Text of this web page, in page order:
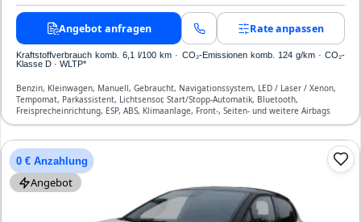
Angebot anfragen Rate anpassen
Kraftstoffverbrauch komb. 6,1 l/100 km · CO₂-Emissionen komb. 124 g/km · CO₂-
Klasse D · WLTP*
Benzin, Kleinwagen, Manuell, Gebraucht, Navigationssystem, LED / Laser / Xenon,
Tempomat, Parkassistent, Lichtsensor, Start/Stopp-Automatik, Bluetooth,
Freisprecheinrichtung, ESP, ABS, Klimaanlage, Front-, Seiten- und weitere Airbags
0 € Anzahlung
Angebot